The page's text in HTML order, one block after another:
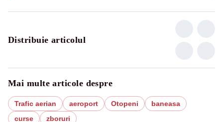
Distribuie articolul
Mai multe articole despre
Trafic aerian aeroport Otopeni
baneasa
curse
zboruri